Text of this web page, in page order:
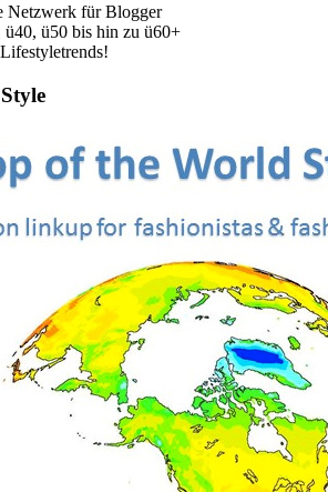
Netzwerk für Blogger
ü50 bis hin zu ü60+